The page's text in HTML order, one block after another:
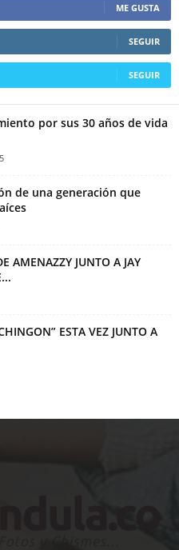
ME GUSTA
SEGUIR
SEGUIR
por sus 30 años de vida
de una generación que
AMENAZZY JUNTO A JAY
ESTA VEZ JUNTO A